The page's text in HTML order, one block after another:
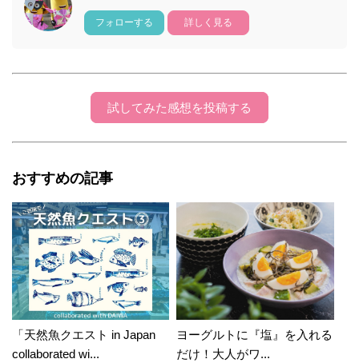
フォローする 詳しく見る
試してみた感想を投稿する
おすすめの記事
「天然魚クエスト in Japan
collaborated wi...
ヨーグルトに『塩』を入れる
だけ！大人がワ...